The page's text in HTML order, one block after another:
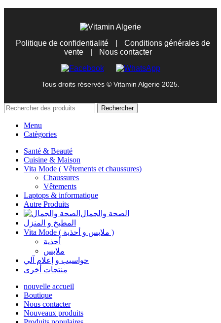
Politique de confidentialité
Conditions générales de
vente
Nous contacter
Tous droits réservés © Vitamin Algerie 2025.
Rechercher
Menu
Catègories
Santé & Beauté
Cuisine & Maison
Vita Mode ( Vêtements et chaussures)
Chaussures
Vêtements
Laptops & informatique
Autre Produits
الصحة والجمال
المطبخ و المنزل
Vita Mode ( ملابس و أحذية )
أحذية
ملابس
حواسيب و إعلام آلي
منتجات أخرى
nouvelle accueil
Boutique
Nous contacter
Nouveaux produits